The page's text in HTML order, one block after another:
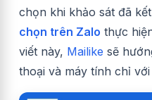
chọn khi khảo sát đã
chọn trên Zalo thực
viết này, Mailike sẽ
thoại và máy tính chỉ